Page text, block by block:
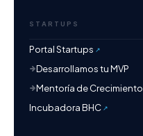
STARTUPS
Portal Startups
Desarrollamos tu MVP
Mentoría de Crecimiento
Incubadora BHC